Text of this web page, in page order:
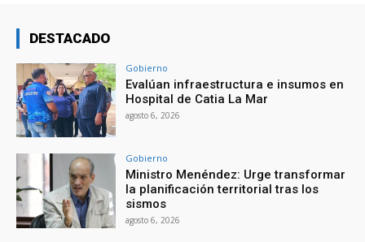
DESTACADO
Gobierno
Evalúan infraestructura e insumos en
Hospital de Catia La Mar
agosto 6, 2026
Gobierno
Ministro Menéndez: Urge transformar
la planificación territorial tras los
sismos
agosto 6, 2026